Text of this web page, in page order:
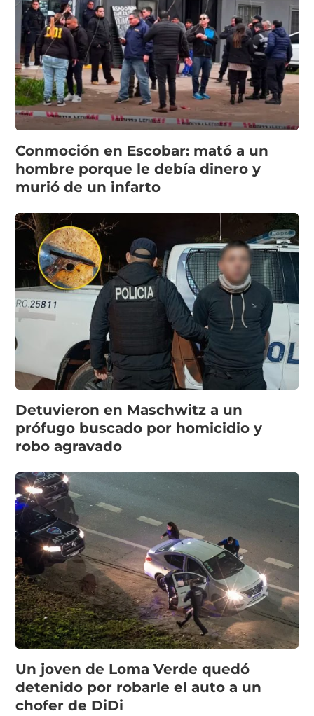
Conmoción en Escobar: mató a un
hombre porque le debía dinero y
murió de un infarto
Detuvieron en Maschwitz a un
prófugo buscado por homicidio y
robo agravado
Un joven de Loma Verde quedó
detenido por robarle el auto a un
chofer de DiDi